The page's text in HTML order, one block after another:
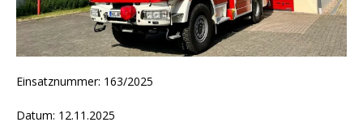
Einsatznummer: 163/2025
Datum: 12.11.2025